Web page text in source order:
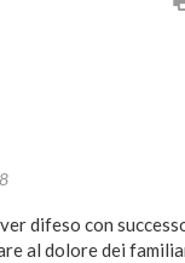
difeso con
al dolore dei